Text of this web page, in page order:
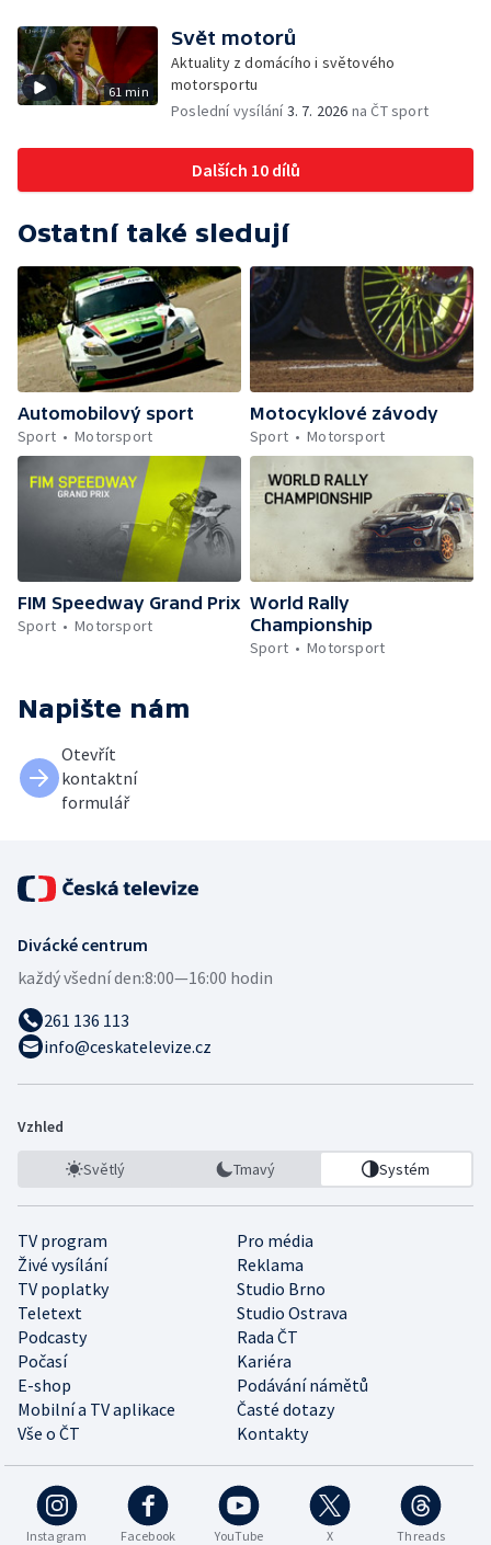
61 min
Svět motorů
Aktuality z domácího i světového
motorsportu
Poslední vysílání3. 7. 2026 na ČT sport
Dalších 10 dílů
Ostatní také sledují
Automobilový sport
Sport
Motorsport
Motocyklové závody
Sport
Motorsport
FIM Speedway Grand Prix
Sport
Motorsport
World Rally
Championship
Sport
Motorsport
Napište nám
Otevřít
kontaktní
formulář
Divácké centrum
každý všední den:8:00—16:00 hodin
261 136 113
info@ceskatelevize.cz
Vzhled
Světlý Tmavý Systém
TV program
Pro média
Živé vysílání
Reklama
TV poplatky
Studio Brno
Teletext
Studio Ostrava
Podcasty
Rada ČT
Počasí
Kariéra
E-shop
Podávání námětů
Mobilní a TV aplikace
Časté dotazy
Vše o ČT
Kontakty
Instagram Facebook YouTube X Threads